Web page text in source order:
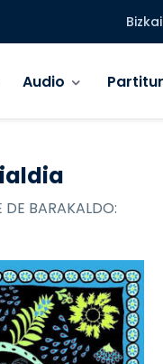
Audio
DE BARAKALDO: